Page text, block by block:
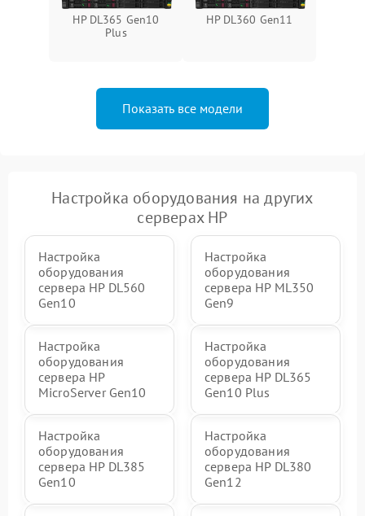
HP DL365 Gen10
Plus
HP DL360 Gen11
Показать все модели
Настройка оборудования на других
серверах HP
Настройка
оборудования
сервера HP DL560
Gen10
Настройка
оборудования
сервера HP ML350
Gen9
Настройка
оборудования
сервера HP
MicroServer Gen10
Настройка
оборудования
сервера HP DL365
Gen10 Plus
Настройка
оборудования
сервера HP DL385
Gen10
Настройка
оборудования
сервера HP DL380
Gen12